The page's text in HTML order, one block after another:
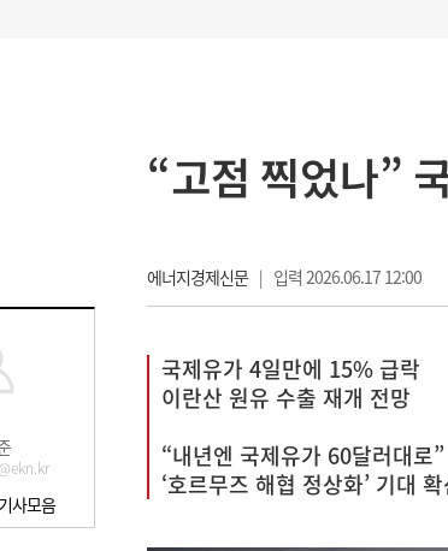
사모음
“고점 찍었나”
에너지경제신문| 입력 2026.06.17 12:00
국제유가 4일만에 15% 급락
이란산 원유 수출 재개 전망
“내년엔 국제유가 60달러대로”
‘호르무즈 해협 정상화’ 기대